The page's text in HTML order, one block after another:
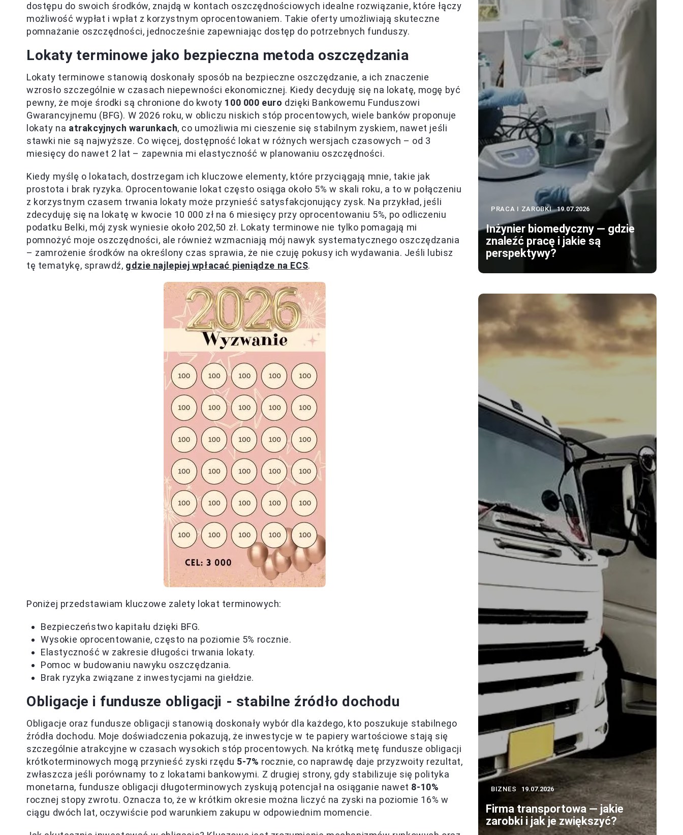
dostępu do swoich środków, znajdą w kontach oszczędnościowych idealne rozwiązanie, które łączy
możliwość wypłat i wpłat z korzystnym oprocentowaniem. Takie oferty umożliwiają skuteczne
pomnażanie oszczędności, jednocześnie zapewniając dostęp do potrzebnych funduszy.
Lokaty terminowe jako bezpieczna metoda oszczędzania
Lokaty terminowe stanowią doskonały sposób na bezpieczne oszczędzanie, a ich znaczenie
wzrosło szczególnie w czasach niepewności ekonomicznej. Kiedy decyduję się na lokatę, mogę być
pewny, że moje środki są chronione do kwoty 100 000 euro dzięki Bankowemu Funduszowi
Gwarancyjnemu (BFG). W 2026 roku, w obliczu niskich stóp procentowych, wiele banków proponuje
lokaty na atrakcyjnych warunkach, co umożliwia mi cieszenie się stabilnym zyskiem, nawet jeśli
stawki nie są najwyższe. Co więcej, dostępność lokat w różnych wersjach czasowych – od 3
miesięcy do nawet 2 lat – zapewnia mi elastyczność w planowaniu oszczędności.
Kiedy myślę o lokatach, dostrzegam ich kluczowe elementy, które przyciągają mnie, takie jak
prostota i brak ryzyka. Oprocentowanie lokat często osiąga około 5% w skali roku, a to w połączeniu
z korzystnym czasem trwania lokaty może przynieść satysfakcjonujący zysk. Na przykład, jeśli
zdecyduję się na lokatę w kwocie 10 000 zł na 6 miesięcy przy oprocentowaniu 5%, po odliczeniu
podatku Belki, mój zysk wyniesie około 202,50 zł. Lokaty terminowe nie tylko pomagają mi
pomnożyć moje oszczędności, ale również wzmacniają mój nawyk systematycznego oszczędzania
– zamrożenie środków na określony czas sprawia, że nie czuję pokusy ich wydawania. Jeśli lubisz
tę tematykę, sprawdź, gdzie najlepiej wpłacać pieniądze na ECS.
Poniżej przedstawiam kluczowe zalety lokat terminowych:
Bezpieczeństwo kapitału dzięki BFG.
Wysokie oprocentowanie, często na poziomie 5% rocznie.
Elastyczność w zakresie długości trwania lokaty.
Pomoc w budowaniu nawyku oszczędzania.
Brak ryzyka związane z inwestycjami na giełdzie.
Obligacje i fundusze obligacji - stabilne źródło dochodu
Obligacje oraz fundusze obligacji stanowią doskonały wybór dla każdego, kto poszukuje stabilnego
źródła dochodu. Moje doświadczenia pokazują, że inwestycje w te papiery wartościowe stają się
szczególnie atrakcyjne w czasach wysokich stóp procentowych. Na krótką metę fundusze obligacji
krótkoterminowych mogą przynieść zyski rzędu 5-7% rocznie, co naprawdę daje przyzwoity rezultat,
zwłaszcza jeśli porównamy to z lokatami bankowymi. Z drugiej strony, gdy stabilizuje się polityka
monetarna, fundusze obligacji długoterminowych zyskują potencjał na osiąganie nawet 8-10%
rocznej stopy zwrotu. Oznacza to, że w krótkim okresie można liczyć na zyski na poziomie 16% w
ciągu dwóch lat, oczywiście pod warunkiem zakupu w odpowiednim momencie.
PRACA I ZAROBKI 19.07.2026
Inżynier biomedyczny — gdzie
znaleźć pracę i jakie są
perspektywy?
BIZNES 19.07.2026
Firma transportowa — jakie
zarobki i jak je zwiększyć?